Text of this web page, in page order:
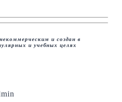
и создан в
и учебных целях